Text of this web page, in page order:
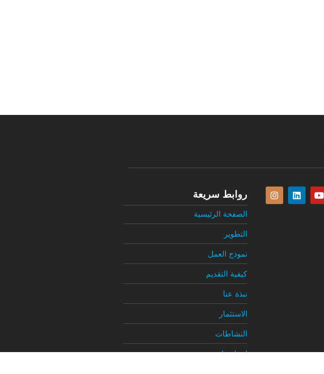
روابط سريعة
الصفحة الرئيسية
التطوير
نموذج العمل
كيفية التقديم
نبذة عنا
الاستثمار
النشاطات
اتصل بنا